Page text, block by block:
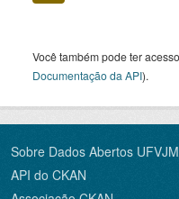
Você também pode ter
Documentação da API).
Sobre Dados Abertos UFVJM
API do CKAN